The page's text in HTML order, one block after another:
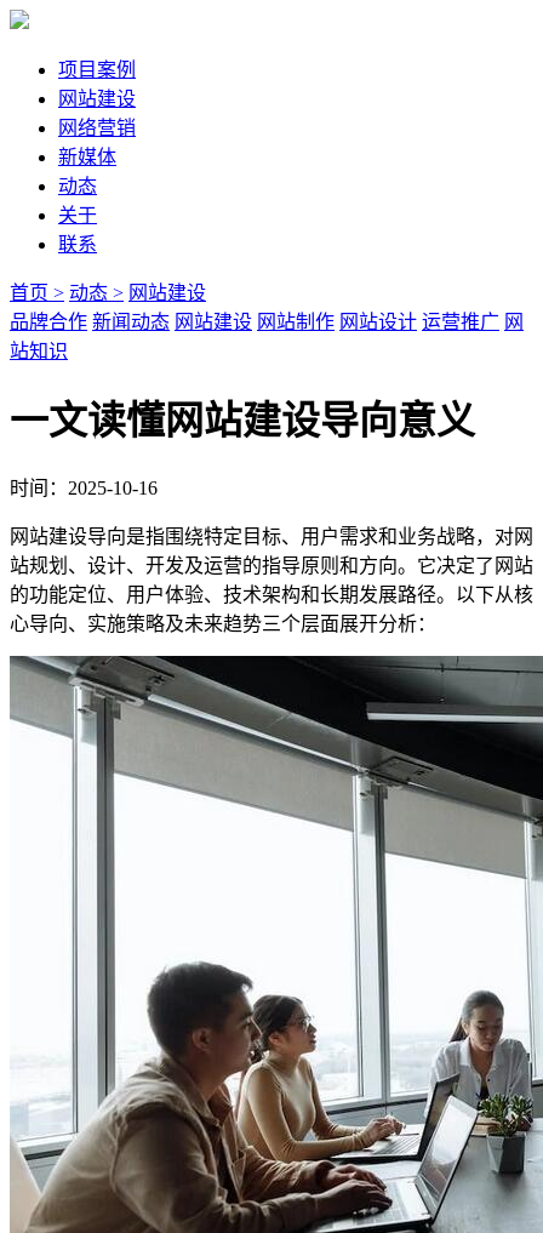
项目案例
网站建设
网络营销
新媒体
动态
关于
联系
首页 > 动态 > 网站建设
品牌合作 新闻动态 网站建设 网站制作 网站设计 运营推广 网
站知识
一文读懂网站建设导向意义
时间：2025-10-16
网站建设导向是指围绕特定目标、用户需求和业务战略，对网
站规划、设计、开发及运营的指导原则和方向。它决定了网站
的功能定位、用户体验、技术架构和长期发展路径。以下从核
心导向、实施策略及未来趋势三个层面展开分析：